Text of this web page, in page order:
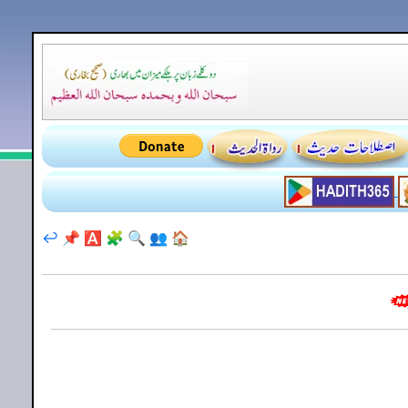
🏠
👥
🔍
🧩
🅰️
📌
↩️